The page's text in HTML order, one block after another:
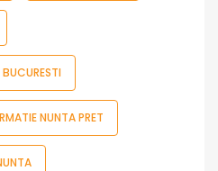
NUNTA PRET